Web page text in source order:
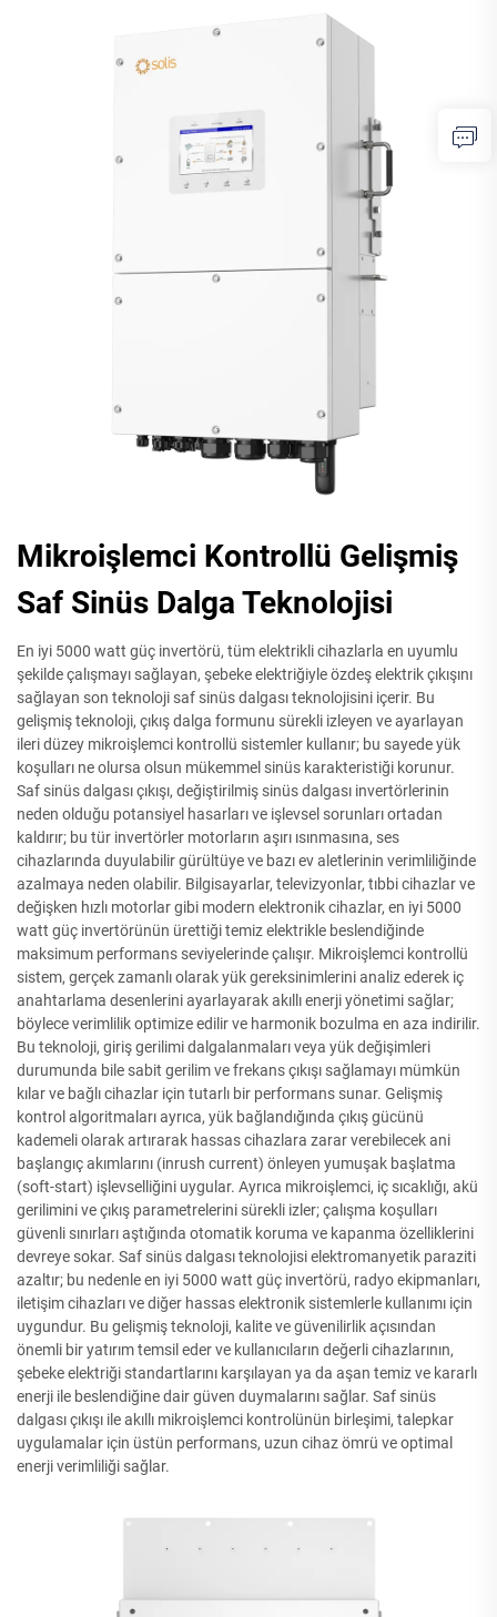
Mikroişlemci Kontrollü Gelişmiş
Saf Sinüs Dalga Teknolojisi
En iyi 5000 watt güç invertörü, tüm elektrikli cihazlarla en uyumlu
şekilde çalışmayı sağlayan, şebeke elektriğiyle özdeş elektrik çıkışını
sağlayan son teknoloji saf sinüs dalgası teknolojisini içerir. Bu
gelişmiş teknoloji, çıkış dalga formunu sürekli izleyen ve ayarlayan
ileri düzey mikroişlemci kontrollü sistemler kullanır; bu sayede yük
koşulları ne olursa olsun mükemmel sinüs karakteristiği korunur.
Saf sinüs dalgası çıkışı, değiştirilmiş sinüs dalgası invertörlerinin
neden olduğu potansiyel hasarları ve işlevsel sorunları ortadan
kaldırır; bu tür invertörler motorların aşırı ısınmasına, ses
cihazlarında duyulabilir gürültüye ve bazı ev aletlerinin verimliliğinde
azalmaya neden olabilir. Bilgisayarlar, televizyonlar, tıbbi cihazlar ve
değişken hızlı motorlar gibi modern elektronik cihazlar, en iyi 5000
watt güç invertörünün ürettiği temiz elektrikle beslendiğinde
maksimum performans seviyelerinde çalışır. Mikroişlemci kontrollü
sistem, gerçek zamanlı olarak yük gereksinimlerini analiz ederek iç
anahtarlama desenlerini ayarlayarak akıllı enerji yönetimi sağlar;
böylece verimlilik optimize edilir ve harmonik bozulma en aza indirilir.
Bu teknoloji, giriş gerilimi dalgalanmaları veya yük değişimleri
durumunda bile sabit gerilim ve frekans çıkışı sağlamayı mümkün
kılar ve bağlı cihazlar için tutarlı bir performans sunar. Gelişmiş
kontrol algoritmaları ayrıca, yük bağlandığında çıkış gücünü
kademeli olarak artırarak hassas cihazlara zarar verebilecek ani
başlangıç akımlarını (inrush current) önleyen yumuşak başlatma
(soft-start) işlevselliğini uygular. Ayrıca mikroişlemci, iç sıcaklığı, akü
gerilimini ve çıkış parametrelerini sürekli izler; çalışma koşulları
güvenli sınırları aştığında otomatik koruma ve kapanma özelliklerini
devreye sokar. Saf sinüs dalgası teknolojisi elektromanyetik paraziti
azaltır; bu nedenle en iyi 5000 watt güç invertörü, radyo ekipmanları,
iletişim cihazları ve diğer hassas elektronik sistemlerle kullanımı için
uygundur. Bu gelişmiş teknoloji, kalite ve güvenilirlik açısından
önemli bir yatırım temsil eder ve kullanıcıların değerli cihazlarının,
şebeke elektriği standartlarını karşılayan ya da aşan temiz ve kararlı
enerji ile beslendiğine dair güven duymalarını sağlar. Saf sinüs
dalgası çıkışı ile akıllı mikroişlemci kontrolünün birleşimi, talepkar
uygulamalar için üstün performans, uzun cihaz ömrü ve optimal
enerji verimliliği sağlar.